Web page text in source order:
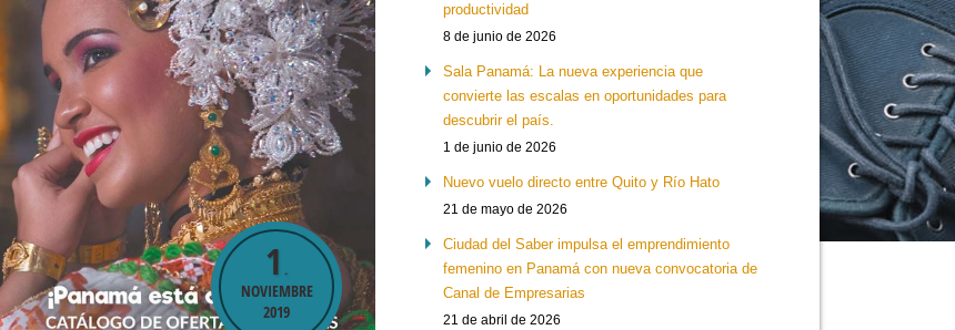
1 .
NOVIEMBRE
2019
productividad
8 de junio de 2026
Sala Panamá: La nueva experiencia que
convierte las escalas en oportunidades para
descubrir el país.
1 de junio de 2026
Nuevo vuelo directo entre Quito y Río Hato
21 de mayo de 2026
Ciudad del Saber impulsa el emprendimiento
femenino en Panamá con nueva convocatoria de
Canal de Empresarias
21 de abril de 2026